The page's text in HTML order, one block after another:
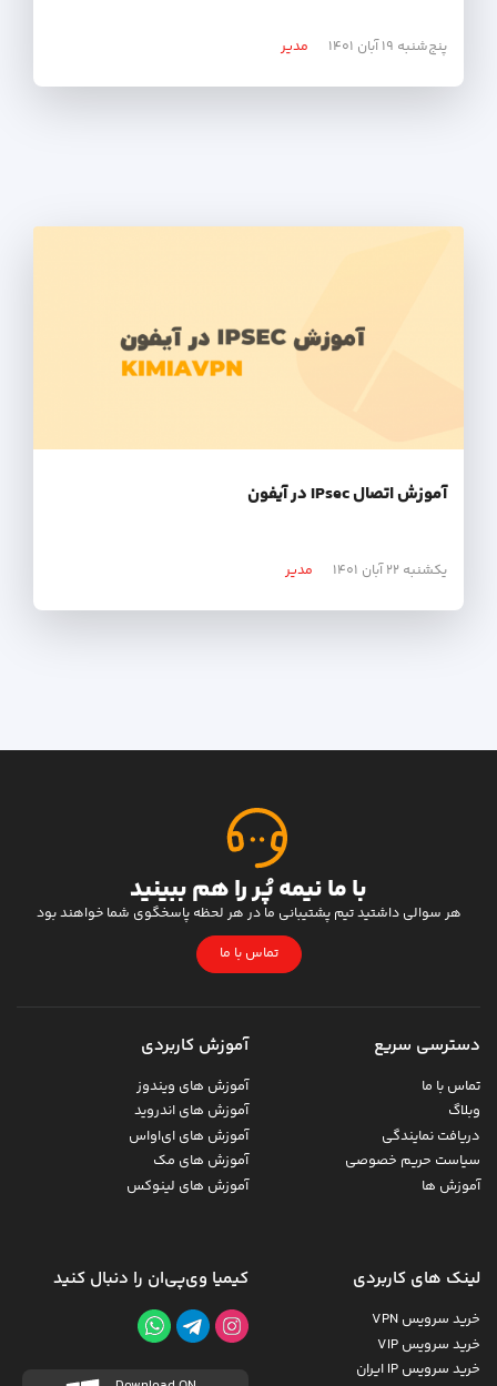
پنج‌شنبه ۱۹ آبان ۱۴۰۱ مدیر
آموزش اتصال IPsec در آیفون
یکشنبه ۲۲ آبان ۱۴۰۱ مدیر
با ما نیمه پُر را هم ببینید
هر سوالی داشتید تیم پشتیبانی ما در هر لحظه پاسخگوی شما خواهند بود
تماس با ما
دسترسی سریع
تماس با ما
وبلاگ
دریافت نمایندگی
سیاست حریم خصوصی
آموزش ها
آموزش کاربردی
آموزش های ویندوز
آموزش های اندروید
آموزش های ای‌اواس
آموزش های مک
آموزش های لینوکس
لینک های کاربردی
خرید سرویس VPN
خرید سرویس VIP
خرید سرویس IP ایران
کیمیا وی‌پی‌ان را دنبال کنید